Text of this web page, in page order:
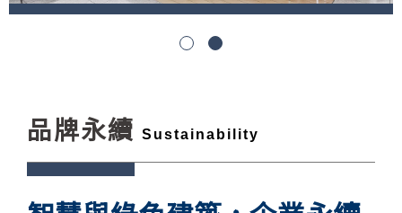
品牌永續 Sustainability